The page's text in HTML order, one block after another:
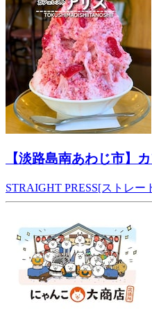
【淡路島南あわじ市】
STRAIGHT PRESS[ストレー